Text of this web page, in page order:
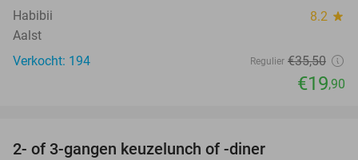
Habibii 8.2 star
Aalst
Verkocht: 194
Regulier €35,50
€19,90
2- of 3-gangen keuzelunch of -diner